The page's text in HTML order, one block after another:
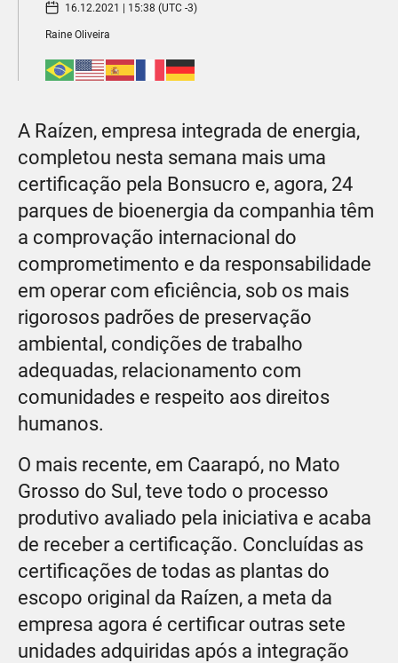
16.12.2021 | 15:38 (UTC -3)
Raine Oliveira
A Raízen, empresa integrada de energia,
completou nesta semana mais uma
certificação pela Bonsucro e, agora, 24
parques de bioenergia da companhia têm
a comprovação internacional do
comprometimento e da responsabilidade
em operar com eficiência, sob os mais
rigorosos padrões de preservação
ambiental, condições de trabalho
adequadas, relacionamento com
comunidades e respeito aos direitos
humanos.
O mais recente, em Caarapó, no Mato
Grosso do Sul, teve todo o processo
produtivo avaliado pela iniciativa e acaba
de receber a certificação. Concluídas as
certificações de todas as plantas do
escopo original da Raízen, a meta da
empresa agora é certificar outras sete
unidades adquiridas após a integração